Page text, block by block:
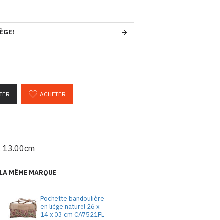
13.00cm
ACHETER
MÊME MARQUE
Pochette bandoulière
en liège naturel 26 x
14 x 03 cm CA7521FL